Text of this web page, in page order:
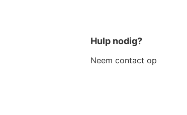
Hulp nodig?
Neem contact op